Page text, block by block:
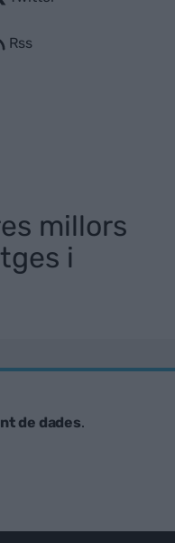
Rss
millors
i
de dades.